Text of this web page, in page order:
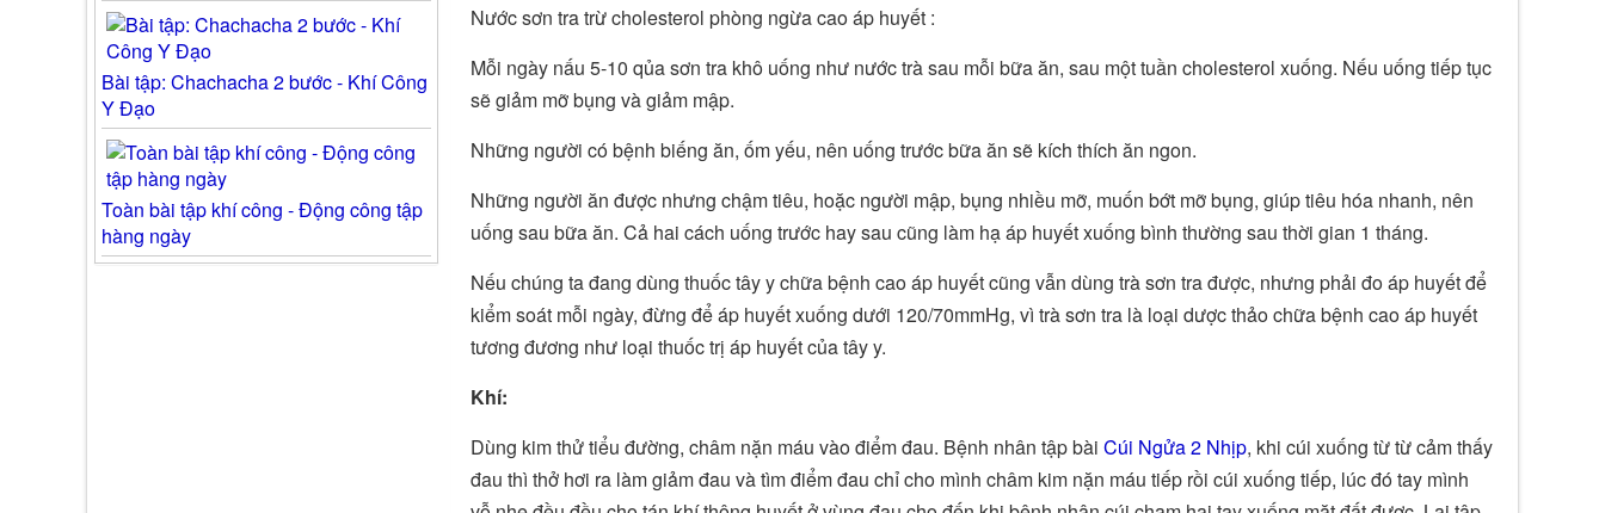
Nước sơn tra trừ cholesterol phòng ngừa cao áp huyết :
Mỗi ngày nấu 5-10 qủa sơn tra khô uống như nước trà sau mỗi bữa ăn, sau một tuần cholesterol xuống. Nếu uống tiếp tục
sẽ giảm mỡ bụng và giảm mập.
Những người có bệnh biếng ăn, ốm yếu, nên uống trước bữa ăn sẽ kích thích ăn ngon.
Những người ăn được nhưng chậm tiêu, hoặc người mập, bụng nhiều mỡ, muốn bớt mỡ bụng, giúp tiêu hóa nhanh, nên
uống sau bữa ăn. Cả hai cách uống trước hay sau cũng làm hạ áp huyết xuống bình thường sau thời gian 1 tháng.
Nếu chúng ta đang dùng thuốc tây y chữa bệnh cao áp huyết cũng vẫn dùng trà sơn tra được, nhưng phải đo áp huyết để
kiểm soát mỗi ngày, đừng để áp huyết xuống dưới 120/70mmHg, vì trà sơn tra là loại dược thảo chữa bệnh cao áp huyết
tương đương như loại thuốc trị áp huyết của tây y.
Khí:
Dùng kim thử tiểu đường, châm nặn máu vào điểm đau. Bệnh nhân tập bài Cúi Ngửa 2 Nhịp, khi cúi xuống từ từ cảm thấy
đau thì thở hơi ra làm giảm đau và tìm điểm đau chỉ cho mình châm kim nặn máu tiếp rồi cúi xuống tiếp, lúc đó tay mình
Bài tập: Chachacha 2 bước - Khí Công
Y Đạo
Toàn bài tập khí công - Động công tập
hàng ngày